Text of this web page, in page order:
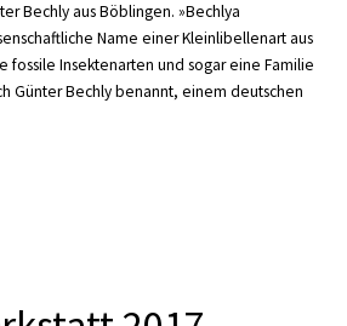
Bechly aus Böblingen. »Bechlya
Name einer Kleinlibellenart aus
fossile Insektenarten und sogar eine Familie
Günter Bechly benannt, einem deutschen